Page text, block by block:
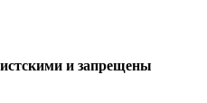
и запрещены